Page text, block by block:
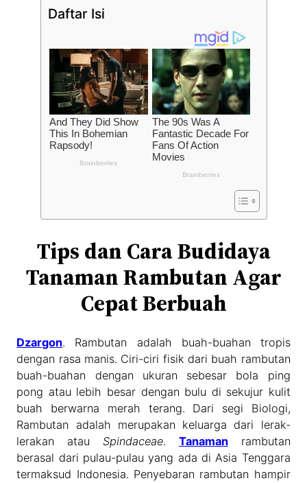
Daftar Isi
Tips dan Cara Budidaya
Tanaman Rambutan Agar
Cepat Berbuah
Dzargon. Rambutan adalah buah-buahan tropis
dengan rasa manis. Ciri-ciri fisik dari buah rambutan
buah-buahan dengan ukuran sebesar bola ping
pong atau lebih besar dengan bulu di sekujur kulit
buah berwarna merah terang. Dari segi Biologi,
Rambutan adalah merupakan keluarga dari lerak-
lerakan atau Spindaceae. Tanamanrambutan
berasal dari pulau-pulau yang ada di Asia Tenggara
termaksud Indonesia. Penyebaran rambutan hampir